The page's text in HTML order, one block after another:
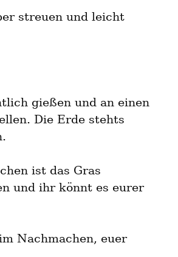
streuen und leicht
gießen und an einen
Die Erde stehts
ist das Gras
und ihr könnt es eurer
Nachmachen, euer